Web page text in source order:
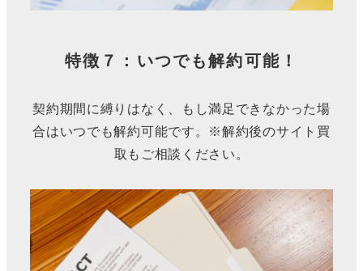
特徴７：いつでも解約可能！
契約期間に縛りはなく、もし満足できなかった場
合はいつでも解約可能です。※解約後のサイト買
取もご相談ください。